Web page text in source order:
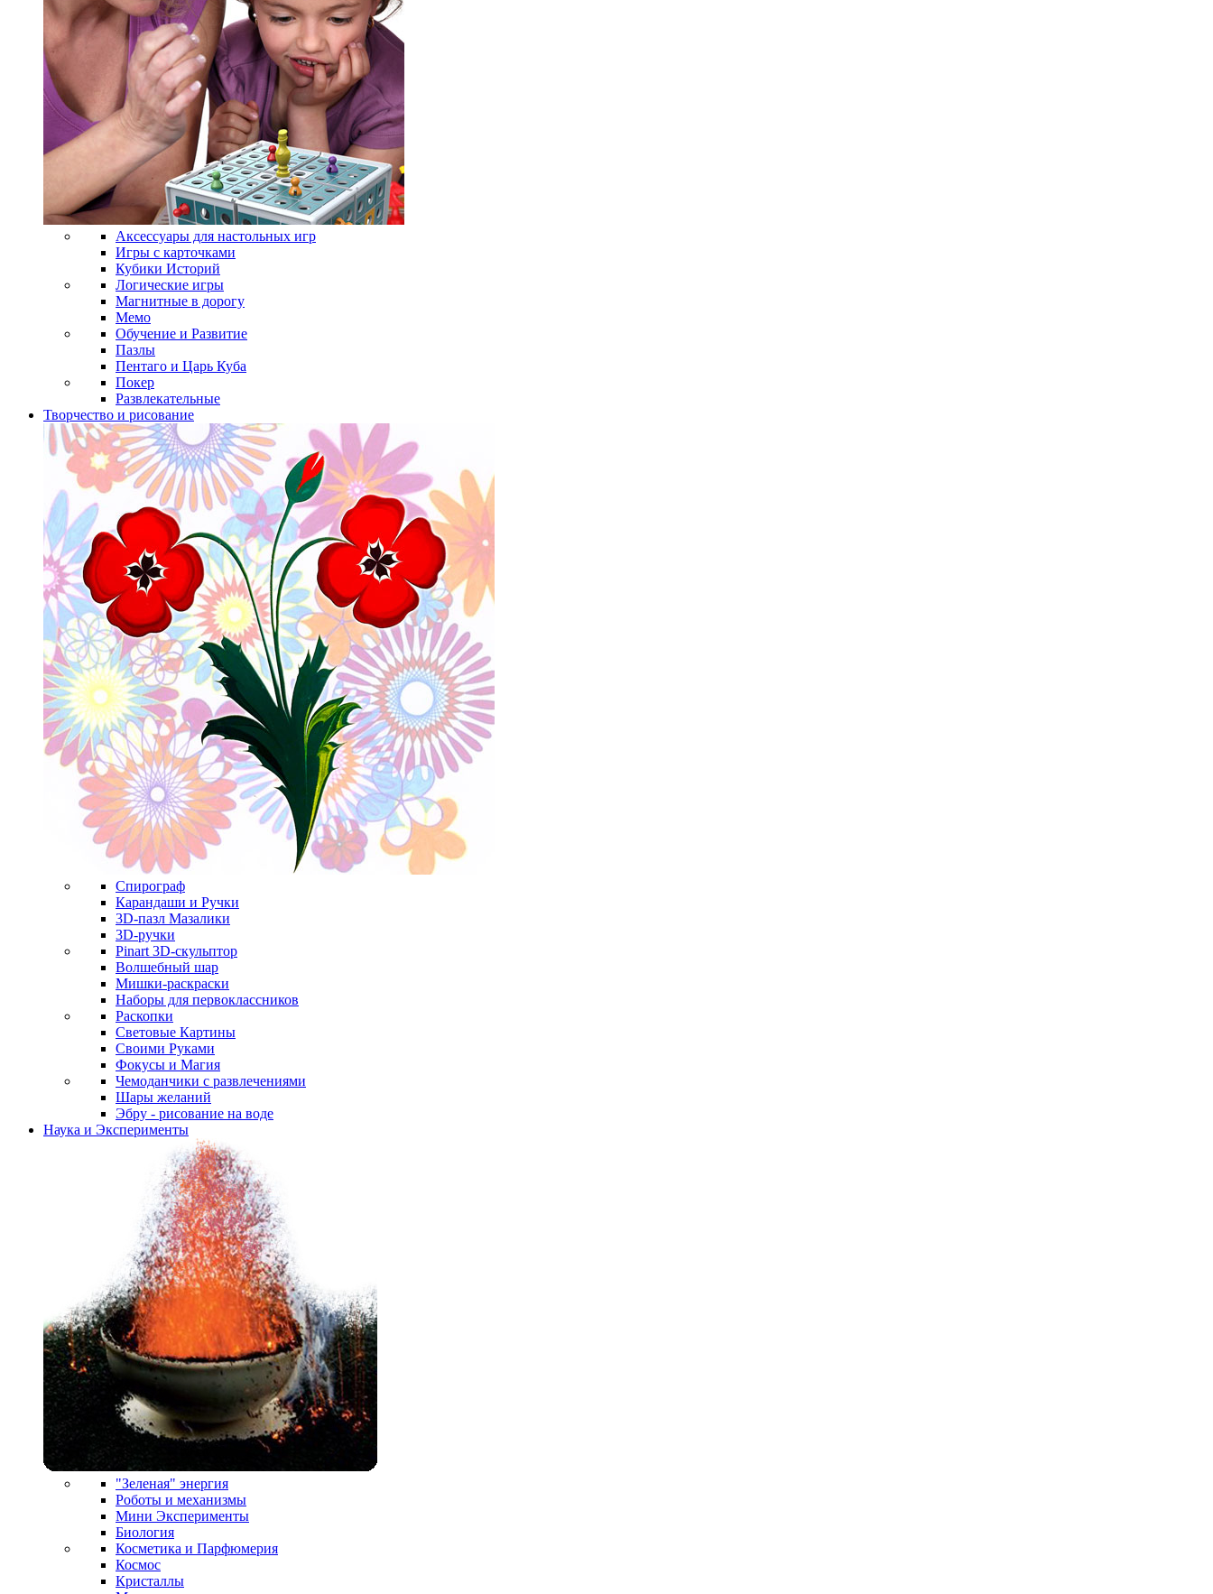
Аксессуары для настольных игр
Игры с карточками
Кубики Историй
Логические игры
Магнитные в дорогу
Мемо
Обучение и Развитие
Пазлы
Пентаго и Царь Куба
Покер
Развлекательные
Творчество и рисование
Спирограф
Карандаши и Ручки
3D-пазл Мазалики
3D-ручки
Pinart 3D-скульптор
Волшебный шар
Мишки-раскраски
Наборы для первоклассников
Раскопки
Световые Картины
Своими Руками
Фокусы и Магия
Чемоданчики с развлечениями
Шары желаний
Эбру - рисование на воде
Наука и Эксперименты
"Зеленая" энергия
Роботы и механизмы
Мини Эксперименты
Биология
Косметика и Парфюмерия
Космос
Кристаллы